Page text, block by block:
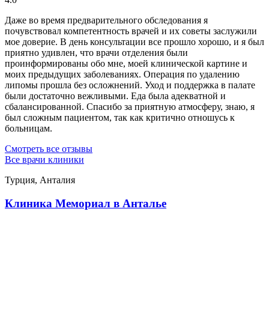
Даже во время предварительного обследования я
почувствовал компетентность врачей и их советы заслужили
мое доверие. В день консультации все прошло хорошо, и я был
приятно удивлен, что врачи отделения были
проинформированы обо мне, моей клинической картине и
моих предыдущих заболеваниях. Операция по удалению
липомы прошла без осложнений. Уход и поддержка в палате
были достаточно вежливыми. Еда была адекватной и
сбалансированной. Спасибо за приятную атмосферу, знаю, я
был сложным пациентом, так как критично отношусь к
больницам.
Смотреть все отзывы
Все врачи клиники
Турция, Анталия
Клиника Мемориал в Анталье